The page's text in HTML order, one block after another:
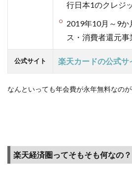
行日本1のクレジ
2019年10月～9か
ス・消費者還元
公式サイト 楽天カードの公式サ
なんといっても年会費が永年無料なのが
楽天経済圏ってそもそも何なの？